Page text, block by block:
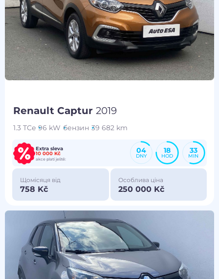
Renault Captur2019
1.3 TCe 96 kW бензин 39 682 km
Extra sleva
10 000 Kč
akce platí ještě:
04
DNY
18
HOD
33
MIN
Щомісяця від
758 Kč
Особлива ціна
250 000 Kč